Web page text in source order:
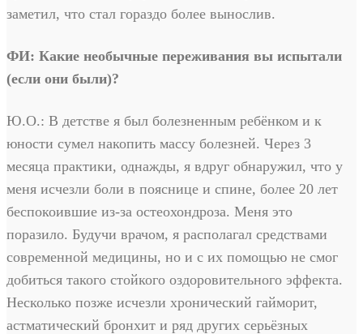
заметил, что стал гораздо более вынослив.
ФИ: Какие необычные переживания вы испытали
(если они были)?
Ю.О.: В детстве я был болезненным ребёнком и к
юности сумел накопить массу болезней. Через 3
месяца практики, однажды, я вдруг обнаружил, что у
меня исчезли боли в пояснице и спине, более 20 лет
беспокоившие из-за остеохондроза. Меня это
поразило. Будучи врачом, я располагал средствами
современной медицины, но и с их помощью не смог
добиться такого стойкого оздоровительного эффекта.
Несколько позже исчезли хронический гайморит,
астматический бронхит и ряд других серьёзных